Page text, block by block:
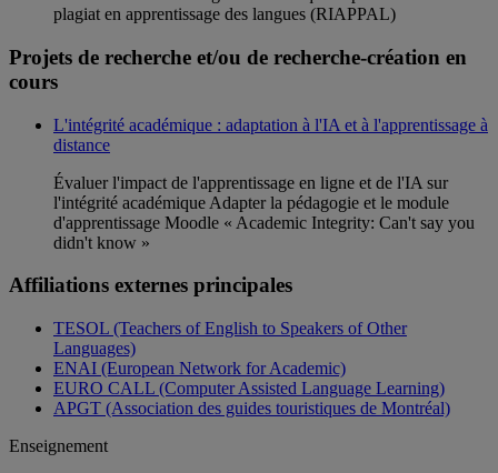
plagiat en apprentissage des langues (RIAPPAL)
Projets de recherche et/ou de recherche-création en
cours
L'intégrité académique : adaptation à l'IA et à l'apprentissage à
distance
Évaluer l'impact de l'apprentissage en ligne et de l'IA sur
l'intégrité académique Adapter la pédagogie et le module
d'apprentissage Moodle « Academic Integrity: Can't say you
didn't know »
Affiliations externes principales
TESOL (Teachers of English to Speakers of Other
Languages)
ENAI (European Network for Academic)
EURO CALL (Computer Assisted Language Learning)
APGT (Association des guides touristiques de Montréal)
Enseignement